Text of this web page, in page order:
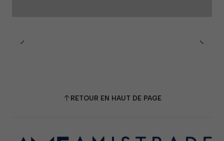
RETOUR EN HAUT DE PAGE